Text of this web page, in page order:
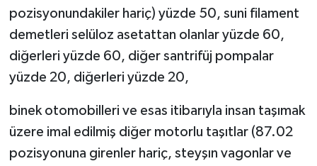
pozisyonundakiler hariç) yüzde 50, suni filament
demetleri selüloz asetattan olanlar yüzde 60,
diğerleri yüzde 60, diğer santrifüj pompalar
yüzde 20, diğerleri yüzde 20,
binek otomobilleri ve esas itibarıyla insan taşımak
üzere imal edilmiş diğer motorlu taşıtlar (87.02
pozisyonuna girenler hariç, steyşın vagonlar ve